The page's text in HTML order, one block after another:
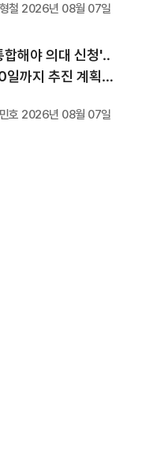
철 2026년 08월 07일
합해야 의대 신청'‥
일까지 추진 계획서
호 2026년 08월 07일